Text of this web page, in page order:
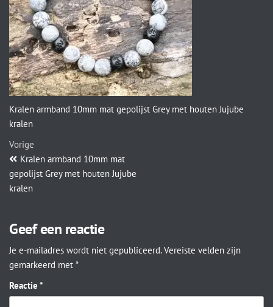
Kralen armband 10mm mat gepolijst Grey met houten Jujube
kralen
Vorige
Kralen armband 10mm mat
gepolijst Grey met houten Jujube
kralen
Geef een reactie
Je e-mailadres wordt niet gepubliceerd. Vereiste velden zijn
gemarkeerd met *
Reactie *